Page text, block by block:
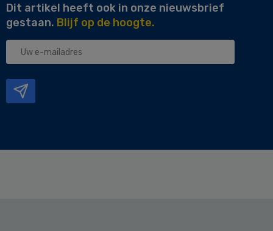
Dit artikel heeft ook in onze nieuwsbrief
gestaan. Blijf op de hoogte.
Uw